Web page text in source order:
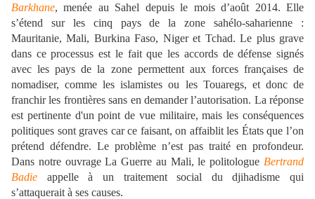
Barkhane, menée au Sahel depuis le mois d’août 2014. Elle
s’étend sur les cinq pays de la zone sahélo-saharienne :
Mauritanie, Mali, Burkina Faso, Niger et Tchad. Le plus grave
dans ce processus est le fait que les accords de défense signés
avec les pays de la zone permettent aux forces françaises de
nomadiser, comme les islamistes ou les Touaregs, et donc de
franchir les frontières sans en demander l’autorisation. La réponse
est pertinente d'un point de vue militaire, mais les conséquences
politiques sont graves car ce faisant, on affaiblit les États que l’on
prétend défendre. Le problème n’est pas traité en profondeur.
Dans notre ouvrage La Guerre au Mali, le politologue Bertrand
Badie appelle à un traitement social du djihadisme qui
s’attaquerait à ses causes.